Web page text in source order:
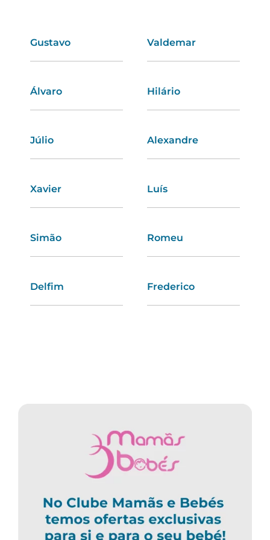
Gustavo Valdemar
Álvaro Hilário
Júlio Alexandre
Xavier Luís
Simão Romeu
Delfim Frederico
Rosário Estefânia
Aurora Fabíola
Anastácia Natacha
Eugênia Júlia
Rafaela Helena
Graça Tânia